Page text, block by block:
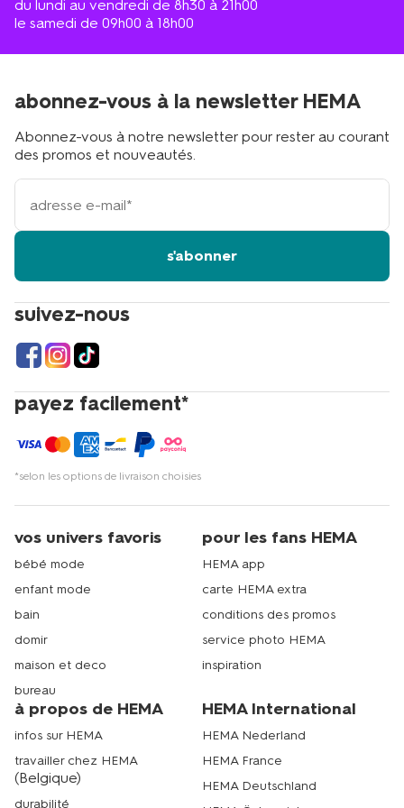
du lundi au vendredi de 8h30 à 21h00
le samedi de 09h00 à 18h00
suivez-nous
payez facilement*
*selon les options de livraison choisies
abonnez-vous à la newsletter HEMA
Abonnez-vous à notre newsletter pour rester au courant
des promos et nouveautés.
votre
adresse
s'abonner
vos univers favoris
bébé mode
enfant mode
bain
domir
maison et deco
bureau
pour les fans HEMA
HEMA app
carte HEMA extra
conditions des promos
service photo HEMA
inspiration
à propos de HEMA
infos sur HEMA
travailler chez HEMA
(Belgique)
durabilité
HEMA International
HEMA Nederland
HEMA France
HEMA Deutschland